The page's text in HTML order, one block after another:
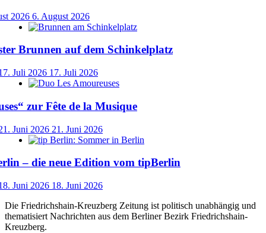
2026 6. August 2026
Brunnen auf dem Schinkelplatz
Juli 2026 17. Juli 2026
zur Fête de la Musique
Juni 2026 21. Juni 2026
– die neue Edition vom tipBerlin
Juni 2026 18. Juni 2026
Die Friedrichshain-Kreuzberg Zeitung ist politisch unabhängig und
thematisiert Nachrichten aus dem Berliner Bezirk Friedrichshain-
Kreuzberg.